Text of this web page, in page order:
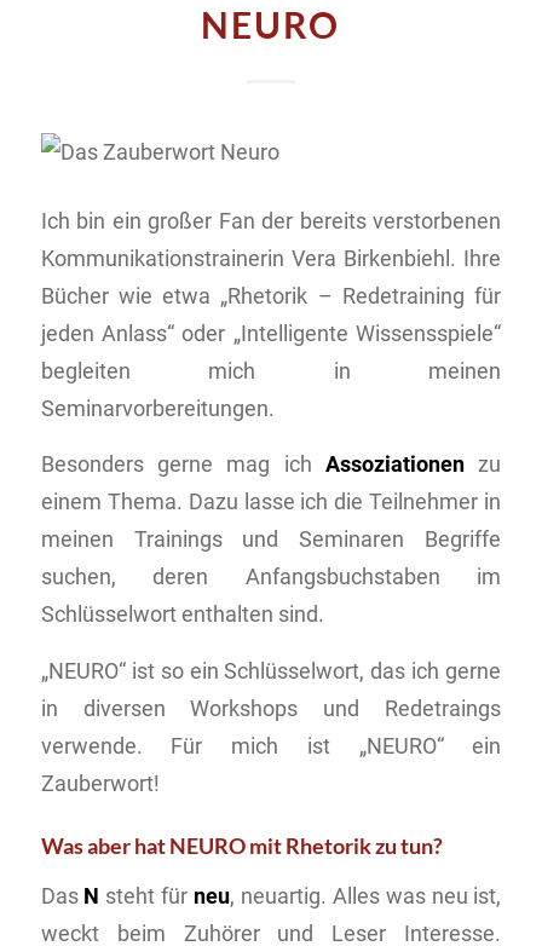
NEURO
Ich bin ein großer Fan der bereits verstorbenen
Kommunikationstrainerin Vera Birkenbiehl. Ihre
Bücher wie etwa „Rhetorik – Redetraining für
jeden Anlass“ oder „Intelligente Wissensspiele“
begleiten mich in meinen
Seminarvorbereitungen.
Besonders gerne mag ichAssoziationen zu
einem Thema. Dazu lasse ich die Teilnehmer in
meinen Trainings und Seminaren Begriffe
suchen, deren Anfangsbuchstaben im
Schlüsselwort enthalten sind.
„NEURO“ ist so ein Schlüsselwort, das ich gerne
in diversen Workshops und Redetraings
verwende. Für mich ist „NEURO“ ein
Zauberwort!
Was aber hat NEURO mit Rhetorik zu tun?
Das N steht für neu, neuartig. Alles was neu ist,
weckt beim Zuhörer und Leser Interesse.